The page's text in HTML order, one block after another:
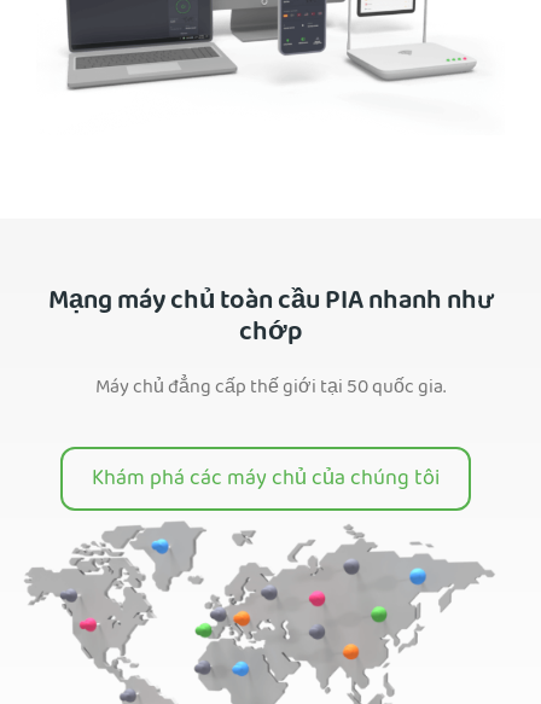
Mạng máy chủ toàn cầu PIA nhanh như
chớp
Máy chủ đẳng cấp thế giới tại 50 quốc gia.
Khám phá các máy chủ của chúng tôi